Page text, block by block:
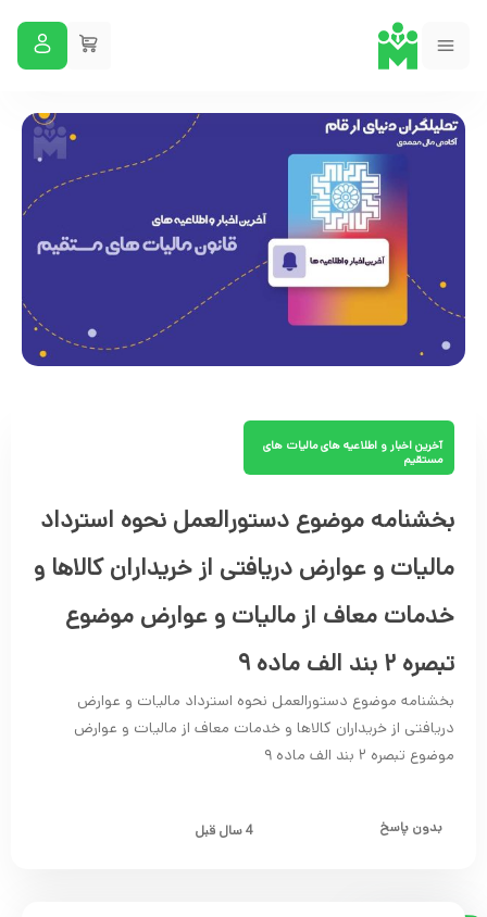
آخرین اخبار و اطلاعیه های مالیات های
مستقیم
بخشنامه موضوع دستورالعمل نحوه استرداد
مالیات و عوارض دریافتی از خریداران کالاها و
خدمات معاف از مالیات و عوارض موضوع
تبصره ۲ بند الف ماده ۹
بخشنامه موضوع دستورالعمل نحوه استرداد مالیات و عوارض
دریافتی از خریداران کالاها و خدمات معاف از مالیات و عوارض
موضوع تبصره ۲ بند الف ماده ۹
بدون پاسخ 4 سال قبل